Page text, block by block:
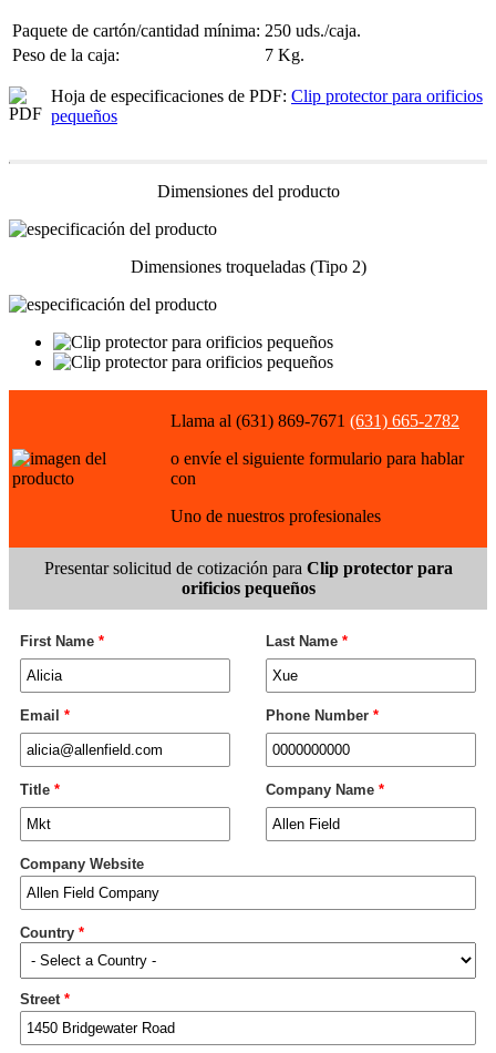
Paquete de cartón/cantidad mínima: 250 uds./caja.
Peso de la caja:
7 Kg.
Hoja de especificaciones de PDF: Clip protector para orificios
pequeños
Dimensiones del producto
Dimensiones troqueladas (Tipo 2)
Llama al (631) 869-7671 (631) 665-2782
o envíe el siguiente formulario para hablar
con
Uno de nuestros profesionales
Presentar solicitud de cotización para Clip protector para
orificios pequeños